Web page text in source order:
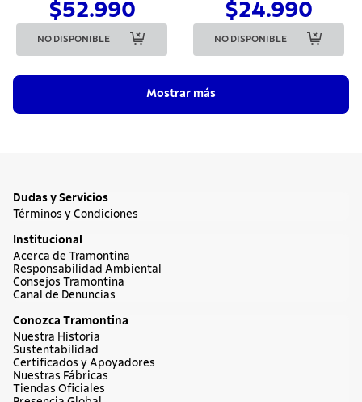
$52.990
NO DISPONIBLE
$24.990
NO DISPONIBLE
Mostrar más
Dudas y Servicios
Términos y Condiciones
Institucional
Acerca de Tramontina
Responsabilidad Ambiental
Consejos Tramontina
Canal de Denuncias
Conozca Tramontina
Nuestra Historia
Sustentabilidad
Certificados y Apoyadores
Nuestras Fábricas
Tiendas Oficiales